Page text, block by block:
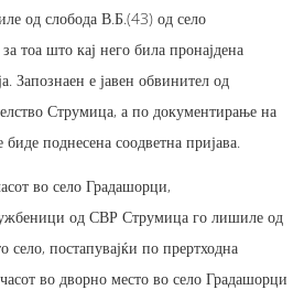
од слобода В.Б.(43) од село
тоа што кај него била пронајдена
Запознаен е јавен обвинител од
Струмица, а по документирање на
поднесена соодветна пријава.
во село Градашорци,
од СВР Струмица го лишиле од
постапувајќи по прертходна
во дворно место во село Градашорци